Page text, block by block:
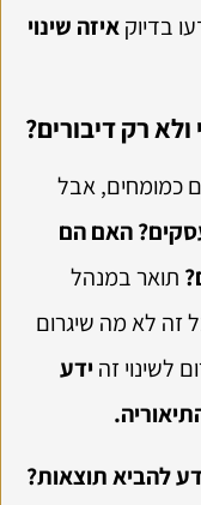
בדיוקאיזה שינוי
ולא רק דיבורים?
כמומחים, אבל
האם הם
תואר במנהל
זה לא מה שיגרום
לשינוי זה ידע
להביא תוצאות?